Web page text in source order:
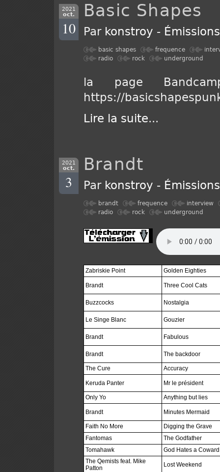
2021
oct.
10
Basic Shapes
Par konstroy -
basic shapes frequence
radio
rock underground
la page
https://
Lire la suite...
2021
oct.
3
Brandt
Par konstroy -
brandt frequence
interview
radio
rock underground
Zabriskie Point Golden Eighties
Brandt Three Cool Cats
Buzzcocks Nostalgia
Le Singe Blanc Gouzier
Brandt Fabulous
Brandt The backdoor
The Cure Accuracy
Keruda Panter Mr le président
Only Yo Anything but lies
Brandt Minutes Mermaid
Faith No More
Digging the Grave
Fantomas
The Godfather
Tomahawk
God Hates a Coward
The Qemists feat. Mike
Patton
Lost Weekend